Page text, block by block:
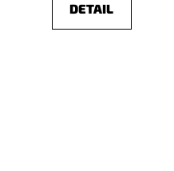
DETAIL